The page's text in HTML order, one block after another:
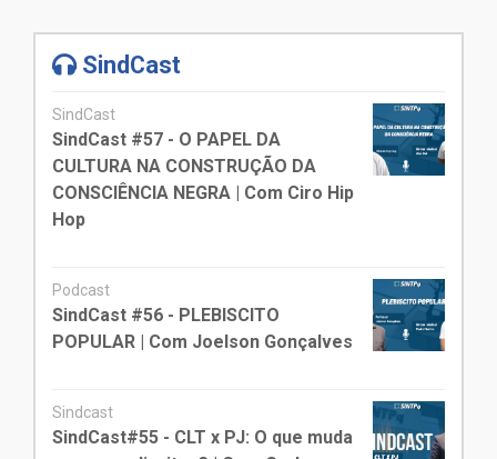
SindCast
SindCast
SindCast #57 - O PAPEL DA
CULTURA NA CONSTRUÇÃO DA
CONSCIÊNCIA NEGRA | Com Ciro Hip
Hop
Podcast
SindCast #56 - PLEBISCITO
POPULAR | Com Joelson Gonçalves
Sindcast
SindCast#55 - CLT x PJ: O que muda